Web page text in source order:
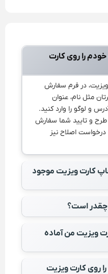
را روی کارت
در فرم سفارش
مثل نام، عنوان
و لوگو را وارد کنید.
و تایید شما سفارش
اصلاح نیز
کارت ویزیت موجود
است؟
ویزیت من آماده
روی کارت ویزیت